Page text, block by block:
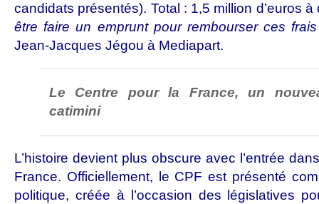
candidats présentés). Total : 1,5 million d’euros
être faire un emprunt pour rembourser ces
Jean-Jacques Jégou à Mediapart.
Le Centre pour la France, un
catimini
L’histoire devient plus obscure avec l’entrée
France. Officiellement, le CPF est présenté
politique, créée à l’occasion des législatives